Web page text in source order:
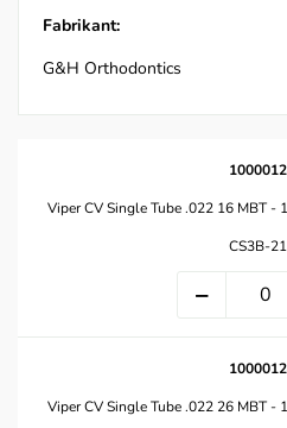
Fabrikant:
G&H Orthodontics
Viper CV Single Tube .022 16 MBT -
CS3B-
Viper CV Single Tube .022 26 MBT -